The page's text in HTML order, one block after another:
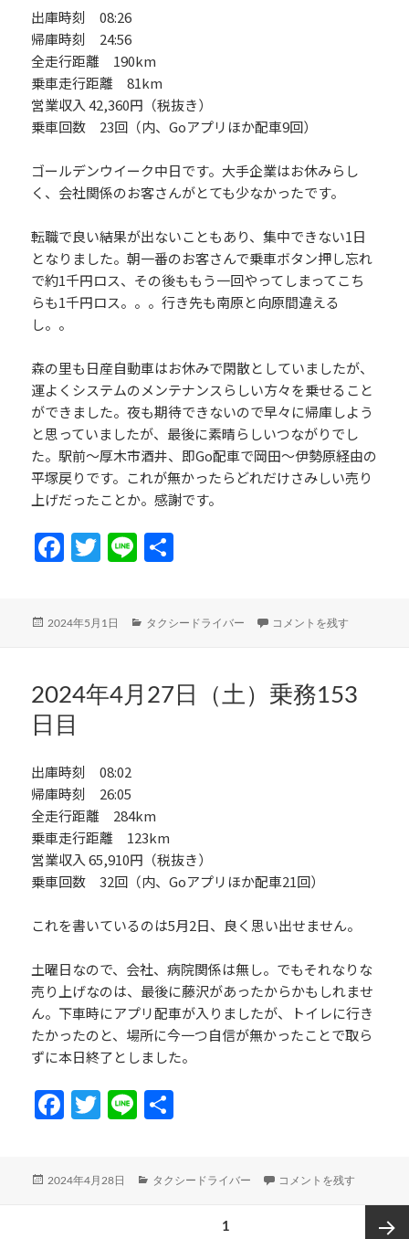
出庫時刻 08:26
帰庫時刻 24:56
全走行距離 190km
乗車走行距離 81km
営業収入 42,360円（税抜き）
乗車回数 23回（内、Goアプリほか配車9回）
ゴールデンウイーク中日です。大手企業はお休みらし
く、会社関係のお客さんがとても少なかったです。
転職で良い結果が出ないこともあり、集中できない1日
となりました。朝一番のお客さんで乗車ボタン押し忘れ
で約1千円ロス、その後ももう一回やってしまってこち
らも1千円ロス。。。行き先も南原と向原間違える
し。。
森の里も日産自動車はお休みで閑散としていましたが、
運よくシステムのメンテナンスらしい方々を乗せること
ができました。夜も期待できないので早々に帰庫しよう
と思っていましたが、最後に素晴らしいつながりでし
た。駅前～厚木市酒井、即Go配車で岡田～伊勢原経由の
平塚戻りです。これが無かったらどれだけさみしい売り
上げだったことか。感謝です。
Fa
o
k
T
er
Li
投
2024年5月1日
カ
ー
タクシードライバー 2024年4月30日（月）乗務
コメントを残す
2024年4月27日（土）乗務153
日目
出庫時刻 08:02
帰庫時刻 26:05
全走行距離 284km
乗車走行距離 123km
営業収入 65,910円（税抜き）
乗車回数 32回（内、Goアプリほか配車21回）
これを書いているのは5月2日、良く思い出せません。
土曜日なので、会社、病院関係は無し。でもそれなりな
売り上げなのは、最後に藤沢があったからかもしれませ
ん。下車時にアプリ配車が入りましたが、トイレに行き
たかったのと、場所に今一つ自信が無かったことで取ら
ずに本日終了としました。
Fa
o
T
er
Li
投
2024年4月28日
カ
タクシードライバー 2024年4月27日（土）乗
コメントを残す
1